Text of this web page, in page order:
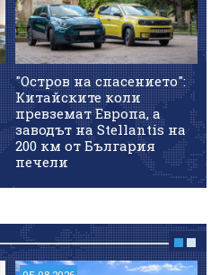
"Остров на спасението":
Китайските коли
превземат Европа, а
заводът на Stellantis на
200 км от България
печели